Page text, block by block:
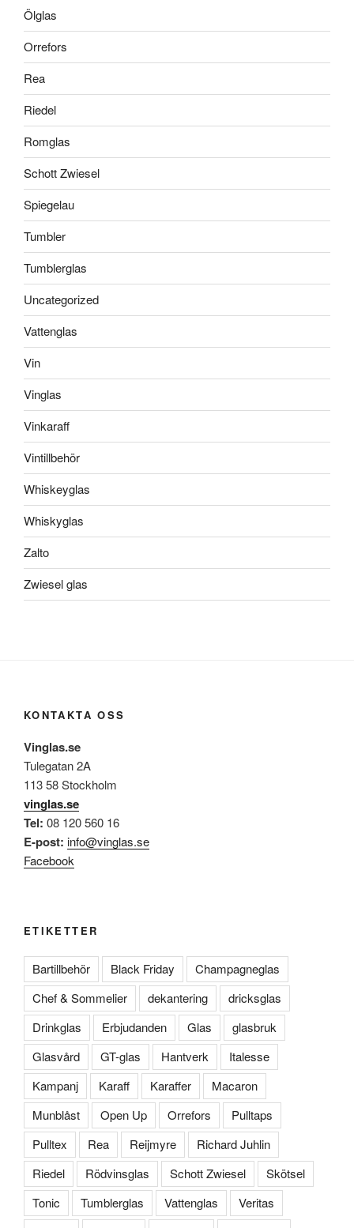
Ölglas
Orrefors
Rea
Riedel
Romglas
Schott Zwiesel
Spiegelau
Tumbler
Tumblerglas
Uncategorized
Vattenglas
Vin
Vinglas
Vinkaraff
Vintillbehör
Whiskeyglas
Whiskyglas
Zalto
Zwiesel glas
KONTAKTA OSS
Vinglas.se
Tulegatan 2A
113 58 Stockholm
vinglas.se
Tel: 08 120 560 16
E-post: info@vinglas.se
Facebook
ETIKETTER
Bartillbehör Black Friday
Champagneglas
Chef & Sommelier
dekantering
dricksglas
Drinkglas
Erbjudanden Glas
glasbruk
Glasvård
GT-glas Hantverk
Italesse
Kampanj
Karaff Karaffer
Macaron
Munblåst
Open Up Orrefors
Pulltaps
Pulltex
Rea Reijmyre
Richard Juhlin
Riedel
Rödvinsglas Schott Zwiesel
Skötsel
Tonic
Tumblerglas Vattenglas
Veritas